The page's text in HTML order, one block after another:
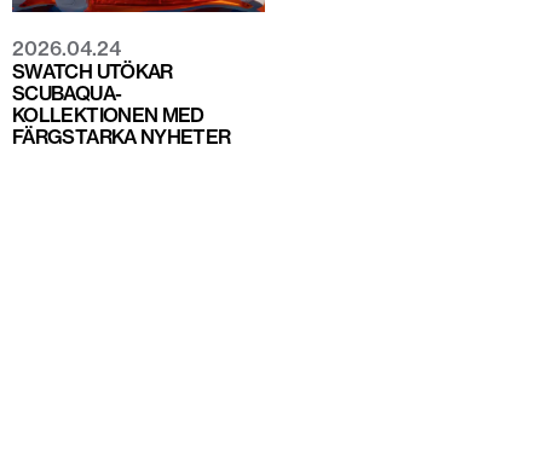
2026.04.24
SWATCH UTÖKAR
SCUBAQUA-
KOLLEKTIONEN MED
FÄRGSTARKA NYHETER